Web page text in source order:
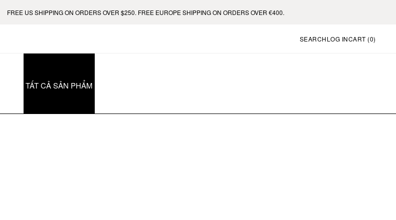
FREE US SHIPPING ON ORDERS OVER $250. FREE EUROPE SHIPPING ON ORDERS OVER €400.
SEARCHLOG INCART (0)
TẤT CẢ SẢN PHẨM